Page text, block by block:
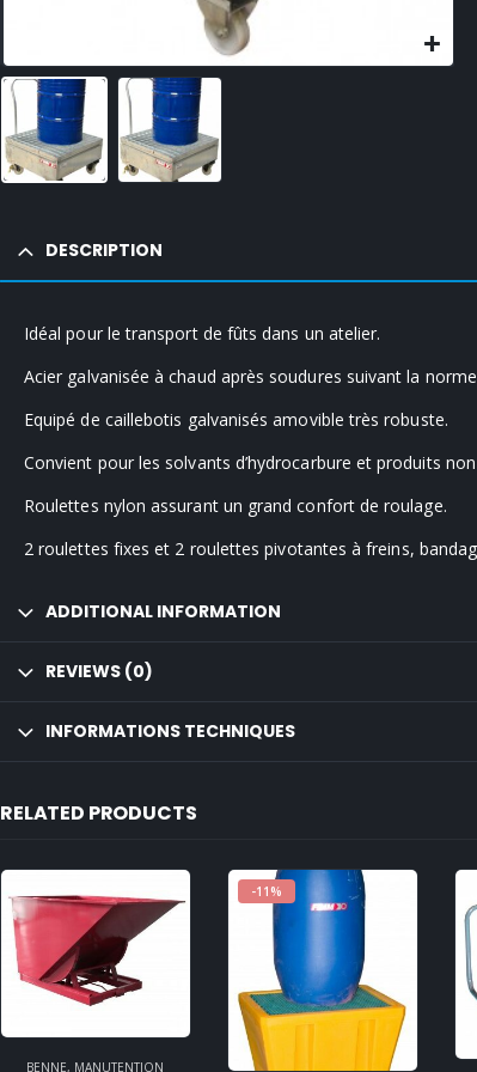
DESCRIPTION
Idéal pour le transport de fûts dans un atelier.
Acier galvanisée à chaud après soudures suivant la
Equipé de caillebotis galvanisés amovible très robuste.
Convient pour les solvants d’hydrocarbure et produits
Roulettes nylon assurant un grand confort de roulage.
2 roulettes fixes et 2 roulettes pivotantes à freins,
ADDITIONAL INFORMATION
REVIEWS (0)
INFORMATIONS TECHNIQUES
RELATED PRODUCTS
BENNE, MANUTENTION
-11%